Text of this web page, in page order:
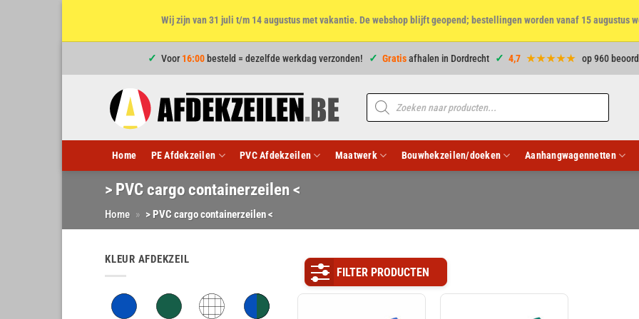
Wij zijn van 31 juli t/m 14 augustus met vakantie. De webshop blijft geopend; bestellingen worden vanaf 15 augustus
Voor16:00 besteld = dezelfde werkdag verzonden! Gratisafhalen in Dordrecht 4,7 ★★★★★ op 960
Producten
zoeken
Home PE Afdekzeilen PVC Afdekzeilen Maatwerk Bouwhekzeilen/doeken Aanhangwagennetten
> PVC cargo containerzeilen <
Home » > PVC cargo containerzeilen <
KLEUR AFDEKZEIL
FILTER PRODUCTEN